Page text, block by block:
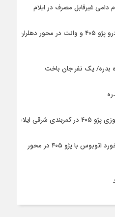
۳ مصدوم در تصادف دو خودرو پژو ۴۰۵ و وانت در محور دهلران-
۳ کشته و یک مصدوم در برخورد اتوبوس با پژو ۴۰۵ در محور
در پایانه برکت مهران برای بازگشت